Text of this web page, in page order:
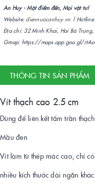
An Huy - Một điểm đến, Mọi vật tư!
Website: diennuocanhuy.vn |
Địa chỉ: 32 Minh Khai, Hai Bà Trưng,
Gmap: https://maps.app.goo.gl/
THÔNG TIN SẢN PHẨM
Vít thạch cao 2.5 cm
Dùng để liên kết tấm trần
Mầu đen
Vít làm từ thép mác cao, chỉ
nhiều kích thước dài ngắn khác